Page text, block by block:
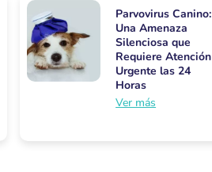
Parvovirus Canino:
Una Amenaza
Silenciosa que
Requiere Atención
Urgente las 24
Horas
Ver más